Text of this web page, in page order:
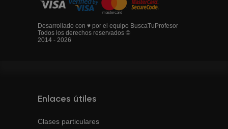
Desarrollado con ♥ por el equipo BuscaTuProfesor
Todos los derechos reservados ©
2014 - 2026
Enlaces útiles
Clases particulares